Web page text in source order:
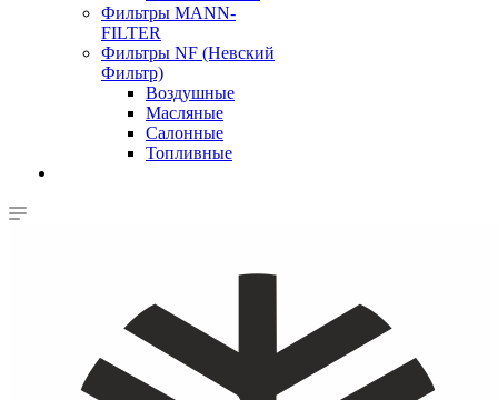
Фильтры MANN-
FILTER
Фильтры NF (Невский
Фильтр)
Воздушные
Масляные
Салонные
Топливные